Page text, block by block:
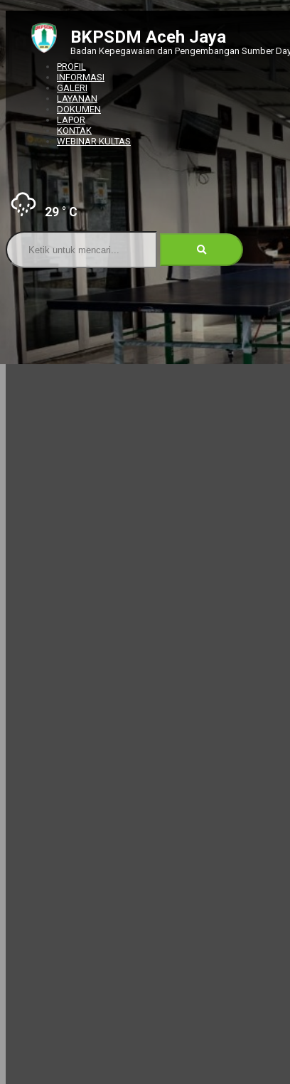
BKPSDM Aceh Jaya
Badan Kepegawaian dan Pengembangan Sumber
PROFIL
INFORMASI
GALERI
LAYANAN
DOKUMEN
LAPOR
KONTAK
WEBINAR KULTAS
29° C